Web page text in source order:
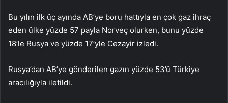
Bu yılın ilk üç ayında AB’ye boru hattıyla en çok gaz ihraç
eden ülke yüzde 57 payla Norveç olurken, bunu yüzde
18’le Rusya ve yüzde 17’yle Cezayir izledi.
Rusya’dan AB’ye gönderilen gazın yüzde 53’ü Türkiye
aracılığıyla iletildi.